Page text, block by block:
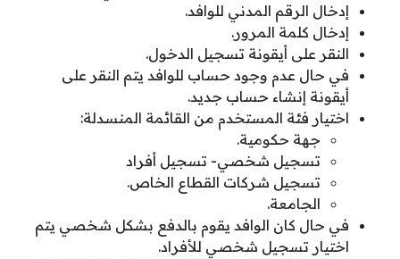
إدخال الرقم المدني للوافد.
إدخال كلمة المرور.
النقر على أيقونة تسجيل الدخول.
في حال عدم وجود حساب للوافد يتم النقر على
أيقونة إنشاء حساب جديد.
اختيار فئة المستخدم من القائمة المنسدلة:
جهة حكومية.
تسجيل شخصي- تسجيل أفراد
تسجيل شركات القطاع الخاص.
الجامعة.
في حال كان الوافد يقوم بالدفع بشكل شخصي يتم
اختيار تسجيل شخصي للأفراد.